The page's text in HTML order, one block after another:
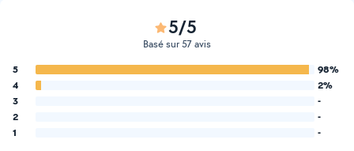
5/5
Basé sur 57 avis
5
98%
4
2%
3
-
2
-
1
-